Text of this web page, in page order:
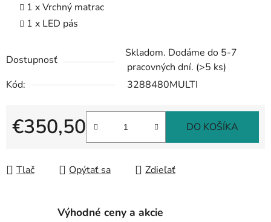
1 x Vrchný matrac
1 x LED pás
Dostupnosť
Skladom. Dodáme do 5-7
pracovných dní. (>5 ks)
Kód:
3288480MULTI
€350,50 DO KOŠÍKA
Tlač Opýtať sa Zdieľať
Výhodné ceny a akcie